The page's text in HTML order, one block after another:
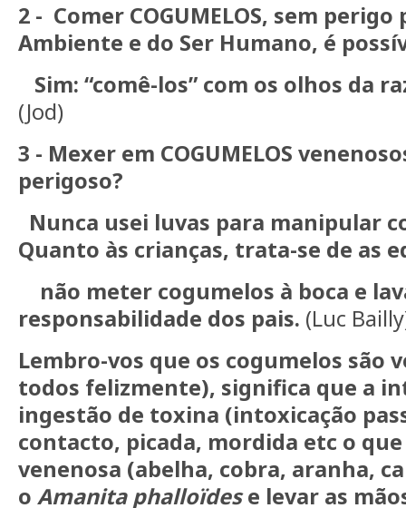
2 - Comer COGUMELOS, sem
Ambiente e do Ser Humano, é
Sim: “comê-los” com os olhos da
(Jod)
3 - Mexer em COGUMELOS
Nunca usei luvas para manipular
Quanto às crianças, trata-se de as
não meter cogumelos à boca e
responsabilidade dos pais. (Luc
Lembro-vos que os cogumelos são
todos felizmente), significa que a
ingestão de toxina (intoxicação
contacto, picada, mordida etc o
venenosa (abelha, cobra, aranha,
o Amanita phalloïdese levar as